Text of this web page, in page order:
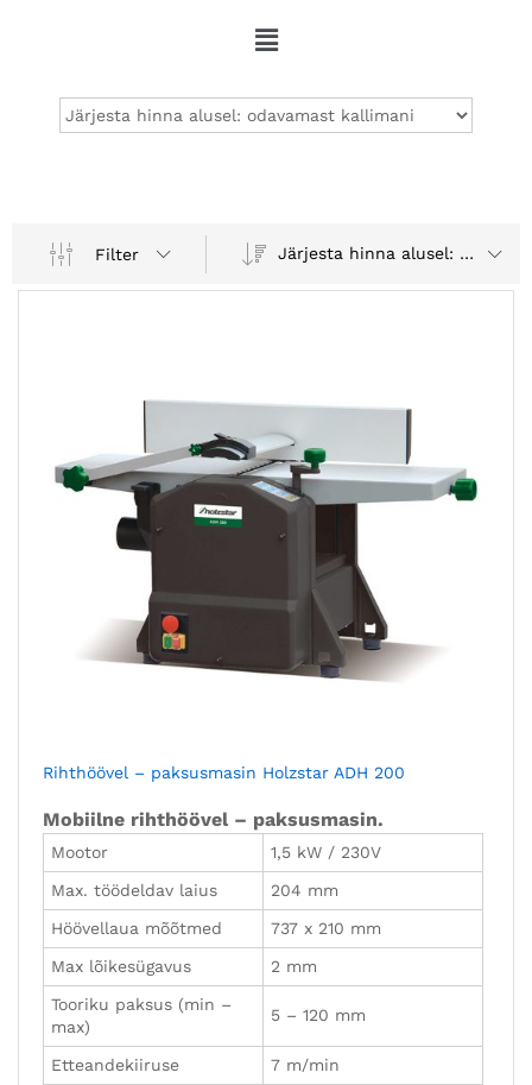
Filter Järjesta hinna alusel: odavamast kallimani
Rihthöövel – paksusmasin Holzstar ADH 200
Mobiilne rihthöövel – paksusmasin.
Mootor
1,5 kW / 230V
Max. töödeldav laius
204 mm
Höövellaua mõõtmed
737 x 210 mm
Max lõikesügavus
2 mm
Tooriku paksus (min –
max)
5 – 120 mm
Etteandekiiruse
7 m/min